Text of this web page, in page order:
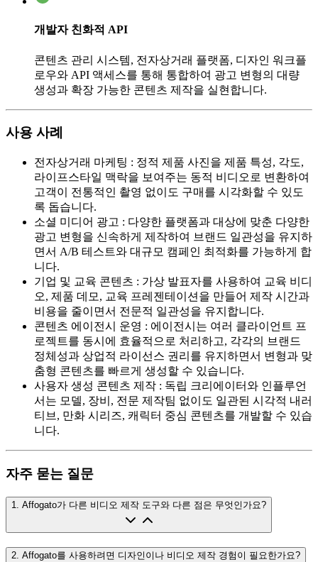
개발자 친화적 API
콘텐츠 관리 시스템, 전자상거래 플랫폼, 디자인 워크플
로우와 API 액세스를 통해 통합하여 광고 변형의 대량
생성과 확장 가능한 콘텐츠 제작을 실현합니다.
사용 사례
전자상거래 마케팅 : 정적 제품 사진을 제품 특성, 각도,
라이프스타일 맥락을 보여주는 동적 비디오로 변환하여
고객이 전통적인 촬영 없이도 구매를 시각화할 수 있도
록 돕습니다.
소셜 미디어 광고 : 다양한 플랫폼과 대상에 맞춘 다양한
광고 변형을 신속하게 제작하여 브랜드 일관성을 유지하
면서 A/B 테스트와 대규모 캠페인 최적화를 가능하게 합
니다.
기업 및 교육 콘텐츠 : 가상 발표자를 사용하여 교육 비디
오, 제품 데모, 교육 프레젠테이션을 만들어 제작 시간과
비용을 줄이면서 전문적 일관성을 유지합니다.
콘텐츠 에이전시 운영 : 에이전시는 여러 클라이언트 프
로젝트를 동시에 효율적으로 처리하고, 각각의 브랜드
정체성과 상업적 라이선스 권리를 유지하면서 변형과 맞
춤형 콘텐츠를 빠르게 생성할 수 있습니다.
사용자 생성 콘텐츠 제작 : 독립 크리에이터와 인플루언
서는 모델, 장비, 전문 제작팀 없이도 일관된 시각적 내러
티브, 만화 시리즈, 캐릭터 중심 콘텐츠를 개발할 수 있습
니다.
자주 묻는 질문
1. Affogato가 다른 비디오 제작 도구와 다른 점은 무엇인가요?
2. Affogato를 사용하려면 디자인이나 비디오 제작 경험이 필요한가요?